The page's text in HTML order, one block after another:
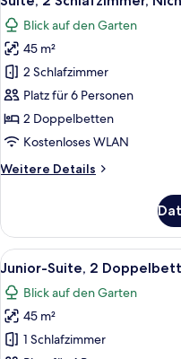
Non
Smoking
Fotos
für
Suite,
2 Schlafzimmer,
Nichtraucher
anzeigen
Blick auf den Garten
45 m²
2 Schlafzimmer
Platz für 6 Personen
2 Doppelbetten
Kostenloses WLAN
Weitere Details
Weitere
2 Schlafzimmer,
Nichtraucher
Alle
Fotos
für
Junior-
Suite,
5
Junior-Suite, 2
Blick auf den Garten
45 m²
1 Schlafzimmer